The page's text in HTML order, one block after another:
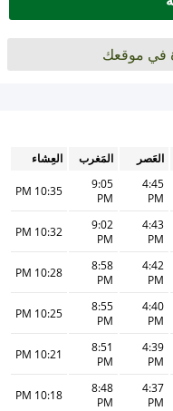
في موقعك
العَصر المَغرب
العِشاء
4:45
PM
9:05
PM
10:35 PM
4:43
PM
9:02
PM
10:32 PM
4:42
PM
8:58
PM
10:28 PM
4:40
PM
8:55
PM
10:25 PM
4:39
PM
8:51
PM
10:21 PM
4:37
PM
8:48
PM
10:18 PM